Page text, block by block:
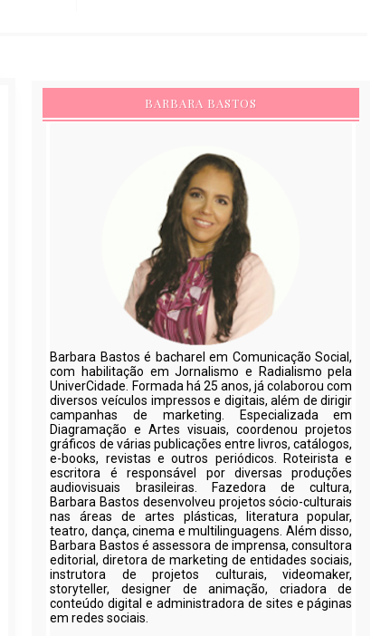
BARBARA BASTOS
Barbara Bastos é bacharel em Comunicação Social,
com habilitação em Jornalismo e Radialismo pela
UniverCidade. Formada há 25 anos, já colaborou com
diversos veículos impressos e digitais, além de dirigir
campanhas de marketing. Especializada em
Diagramação e Artes visuais, coordenou projetos
gráficos de várias publicações entre livros, catálogos,
e-books, revistas e outros periódicos. Roteirista e
escritora é responsável por diversas produções
audiovisuais brasileiras. Fazedora de cultura,
Barbara Bastos desenvolveu projetos sócio-culturais
nas áreas de artes plásticas, literatura popular,
teatro, dança, cinema e multilinguagens. Além disso,
Barbara Bastos é assessora de imprensa, consultora
editorial, diretora de marketing de entidades sociais,
instrutora de projetos culturais, videomaker,
storyteller, designer de animação, criadora de
conteúdo digital e administradora de sites e páginas
em redes sociais.